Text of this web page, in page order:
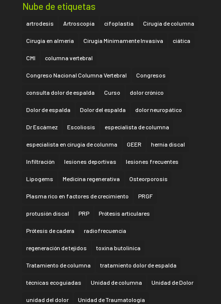
Nube de etiquetas
artrodesis Artroscopia cifoplastia Cirugía de columna
Cirugía en almería Cirugía Mínimamente Invasiva ciática
CMI columna vertebral
Congreso Nacional Columna Vertebral Congresos
consulta dolor de espalda Curso dolor crónico
Dolor de espalda Dolor del espalda dolor neuropático
Dr Escámez Escoliosis especialista de columna
especialista en cirugía de colunma GEER hernia discal
Infiltración lesiones deportivas lesiones frecuentes
Lipogems Medicina regenerativa Osteorporosis
Plasma rico en factores de crecimiento PRGF
protusión discal PRP Prótesis articulares
Prótesis de cadera radiofrecuencia
regeneración de tejidos toxina butolínica
Tratamiento de columna tratamiento dolor de espalda
técnicas ecoguiadas Unidad de columna Unidad de Dolor
unidad del dolor Unidad de Traumatología